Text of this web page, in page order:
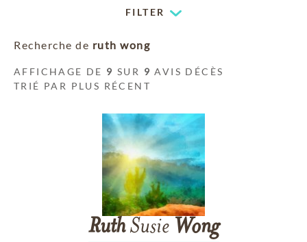
FILTER
Recherche de ruth wong
AFFICHAGE DE 9 SUR 9 AVIS DÉCÈS
TRIÉ PAR PLUS RÉCENT
RuthSusie Wong